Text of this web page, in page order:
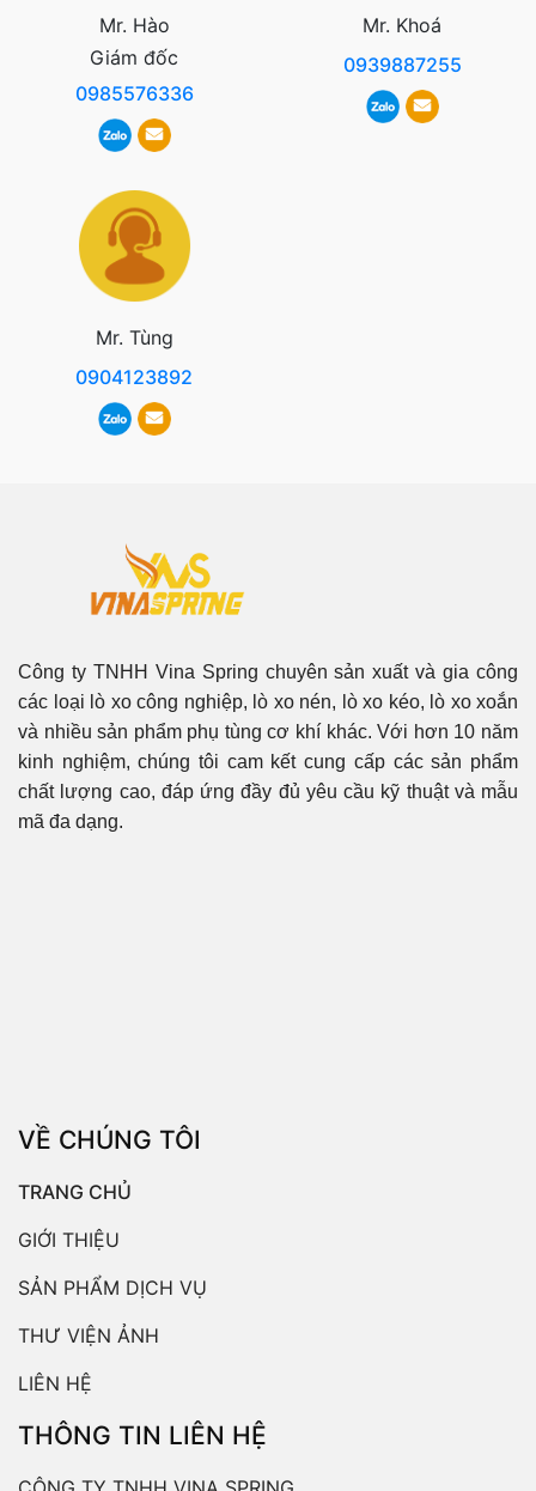
Mr. Hào
Giám đốc
0985576336
Mr. Khoá
0939887255
Mr. Tùng
0904123892
Công ty TNHH Vina Spring chuyên sản xuất và gia công
các loại lò xo công nghiệp, lò xo nén, lò xo kéo, lò xo xoắn
và nhiều sản phẩm phụ tùng cơ khí khác. Với hơn 10 năm
kinh nghiệm, chúng tôi cam kết cung cấp các sản phẩm
chất lượng cao, đáp ứng đầy đủ yêu cầu kỹ thuật và mẫu
mã đa dạng.
VỀ CHÚNG TÔI
TRANG CHỦ
GIỚI THIỆU
SẢN PHẨM DỊCH VỤ
THƯ VIỆN ẢNH
LIÊN HỆ
THÔNG TIN LIÊN HỆ